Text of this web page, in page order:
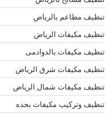
تنظيف مطاعم بالرياض
تنظيف مكيفات الرياض
تنظيف مكيفات بالدوادمى
تنظيف مكيفات شرق الرياض
تنظيف مكيفات شمال الرياض
تنظيف وتركيب مكيفات بجده